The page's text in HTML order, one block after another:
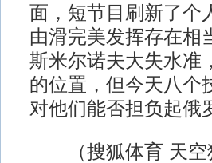
面，短节目刷新了个
由滑完美发挥存在相
斯米尔诺夫大失水准
的位置，但今天八个
对他们能否担负起俄
（搜狐体育 天空